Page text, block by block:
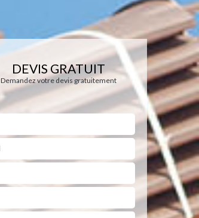
DEVIS GRATUIT
Demandez votre devis gratuitement